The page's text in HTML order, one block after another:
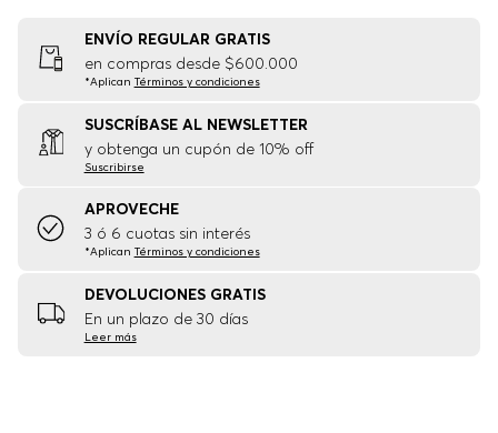
ENVÍO REGULAR GRATIS
en compras desde $600.000
*Aplican Términos y condiciones
SUSCRÍBASE AL NEWSLETTER
y obtenga un cupón de 10% off
Suscribirse
APROVECHE
3 ó 6 cuotas sin interés
*Aplican Términos y condiciones
DEVOLUCIONES GRATIS
En un plazo de 30 días
Leer más